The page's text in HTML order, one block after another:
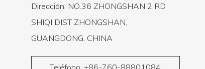
Dirección: NO.36 ZHONGSHAN 2 RD
SHIQI DIST ZHONGSHAN,
GUANGDONG, CHINA
Teléfono: +86-760-88801084